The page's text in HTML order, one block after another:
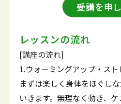
受講を申
レッスンの流れ
[講座の流れ]
1.ウォーミングアップ・スト
まずは楽しく身体をほぐし
いきます。無理なく動き、